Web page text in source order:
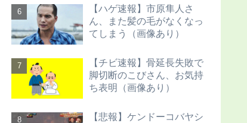
【ハゲ速報】市原隼人さ
ん、また髪の毛がなくなっ
てしまう（画像あり）
【チビ速報】骨延長失敗で
脚切断のこびさん、お気持
ち表明（画像あり）
【悲報】ケンドーコバヤシ